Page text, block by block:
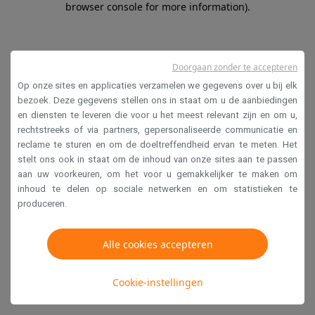
browser console for more information).
Op onze sites en applicaties verzamelen we gegevens over u bij elk
bezoek. Deze gegevens stellen ons in staat om u de aanbiedingen
en diensten te leveren die voor u het meest relevant zijn en om u,
rechtstreeks of via partners, gepersonaliseerde communicatie en
reclame te sturen en om de doeltreffendheid ervan te meten. Het
stelt ons ook in staat om de inhoud van onze sites aan te passen
aan uw voorkeuren, om het voor u gemakkelijker te maken om
inhoud te delen op sociale netwerken en om statistieken te
produceren.
Alle cookies accepteren
Cookie-instellingen
Doorgaan zonder te accepteren